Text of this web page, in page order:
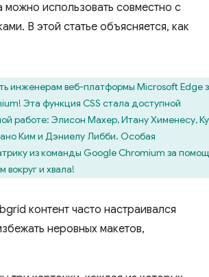
использовать совместно с
В этой статье объясняется, как
инженерам веб-платформы Microsoft Edge
Эта функция CSS стала доступной
работе: Элисон Махер, Итану Хименесу,
Ким и Дэниелу Либби. Особая
из команды Google Chromium за
вокруг и хвала!
контент часто настраивался
неровных макетов,